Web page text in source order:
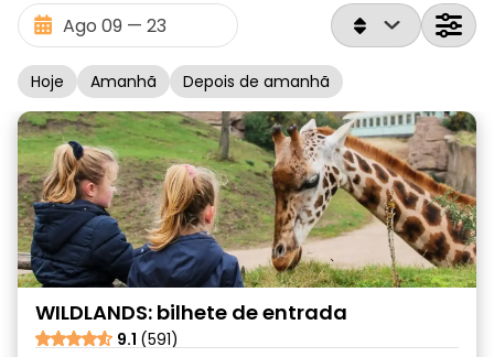
Hoje Amanhã Depois de amanhã
WILDLANDS: bilhete de entrada
9.1 (591)